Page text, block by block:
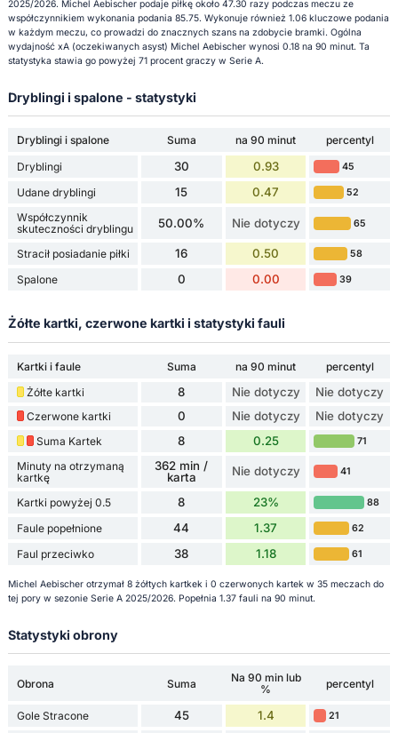
2025/2026. Michel Aebischer podaje piłkę około 47.30 razy podczas meczu ze
współczynnikiem wykonania podania 85.75. Wykonuje również 1.06 kluczowe podania
w każdym meczu, co prowadzi do znacznych szans na zdobycie bramki. Ogólna
wydajność xA (oczekiwanych asyst) Michel Aebischer wynosi 0.18 na 90 minut. Ta
statystyka stawia go powyżej 71 procent graczy w Serie A.
Dryblingi i spalone - statystyki
Dryblingi i spalone Suma na 90 minut
percentyl
Dryblingi
30 0.93 45
Udane dryblingi 15 0.47 52
Współczynnik
skuteczności dryblingu
50.00% Nie dotyczy 65
Stracił posiadanie piłki 16 0.50 58
Spalone 0 0.00 39
Żółte kartki, czerwone kartki i statystyki fauli
Kartki i faule Suma na 90 minut
percentyl
Żółte kartki
8 Nie dotyczy Nie dotyczy
Czerwone kartki 0 Nie dotyczy Nie dotyczy
Suma Kartek 8 0.25 71
Minuty na otrzymaną
kartkę
362 min /
karta
Nie dotyczy 41
Kartki powyżej 0.5 8 23% 88
Faule popełnione 44 1.37 62
Faul przeciwko 38 1.18 61
Michel Aebischer otrzymał 8 żółtych kartkek i 0 czerwonych kartek w 35 meczach do
tej pory w sezonie Serie A 2025/2026. Popełnia 1.37 fauli na 90 minut.
Statystyki obrony
Obrona Suma
Na 90 min lub
%
percentyl
Gole Stracone 45 1.4 21